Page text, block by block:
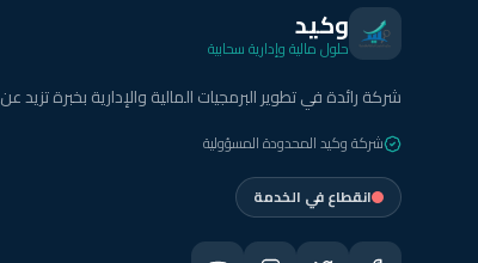
وكيد
حلول مالية وإدارية سحابية
شركة رائدة في تطوير البرمجيات المالية والإدارية بخبرة تزيد عن 15 عاماً.
شركة وكيد المحدودة المسؤولية
انقطاع في الخدمة